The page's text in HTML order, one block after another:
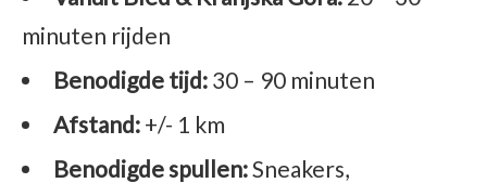
minuten rijden
Benodigde tijd: 30 – 90 minuten
Afstand: +/- 1 km
Benodigde spullen:Sneakers,